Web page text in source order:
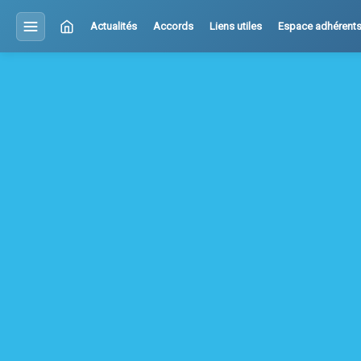
Actualités Accords Liens utiles Espace adhérents